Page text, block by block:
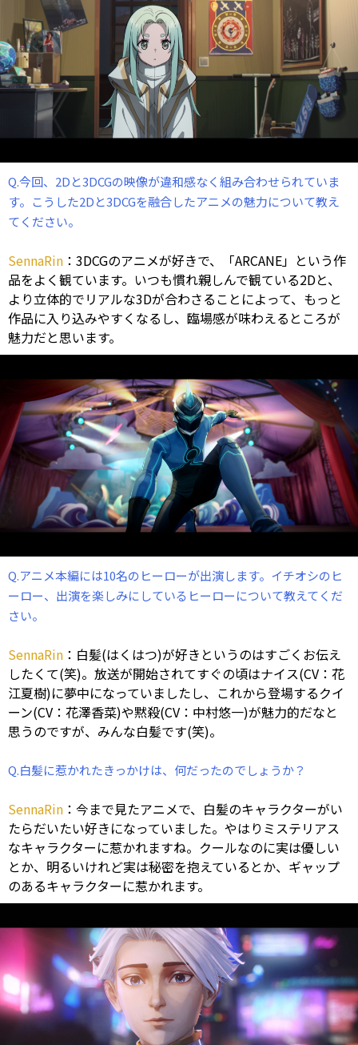
Q.今回、2Dと3DCGの映像が違和感なく組み合わせられていま
す。こうした2Dと3DCGを融合したアニメの魅力について教え
てください。
SennaRin ：3DCGのアニメが好きで、「ARCANE」という作
品をよく観ています。いつも慣れ親しんで観ている2Dと、
より立体的でリアルな3Dが合わさることによって、もっと
作品に入り込みやすくなるし、臨場感が味わえるところが
魅力だと思います。
Q.アニメ本編には10名のヒーローが出演します。イチオシのヒ
ーロー、出演を楽しみにしているヒーローについて教えてくだ
さい。
SennaRin ：白髪(はくはつ)が好きというのはすごくお伝え
したくて(笑)。放送が開始されてすぐの頃はナイス(CV：花
江夏樹)に夢中になっていましたし、これから登場するクイ
ーン(CV：花澤香菜)や黙殺(CV：中村悠一)が魅力的だなと
思うのですが、みんな白髪です(笑)。
Q.白髪に惹かれたきっかけは、何だったのでしょうか？
SennaRin ：今まで見たアニメで、白髪のキャラクターがい
たらだいたい好きになっていました。やはりミステリアス
なキャラクターに惹かれますね。クールなのに実は優しい
とか、明るいけれど実は秘密を抱えているとか、ギャップ
のあるキャラクターに惹かれます。